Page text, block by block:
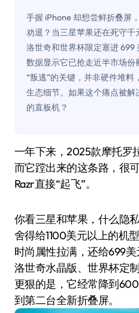
手握 iPhone 却想尝鲜折叠屏
劝退？当三星苹果还在死守
洛世奇和世界杯限定塞进
数据显示它已抢走近半市场份
“叛逃”的关键，并非硬件堆料
生态细节。如果这个痛点被解
的直板机？
一年下来，2025款摩托罗拉Razr的表现是真不错。
而它蹚出来的这条路，很
Razr直接“起飞”。
你看三星和苹果，什么隐
舍得给1100美元以上的机
时尚属性拉满，还给699
洛世奇水晶版、世界杯定
更狠的是，它经常降到
到第二台全新折叠屏。